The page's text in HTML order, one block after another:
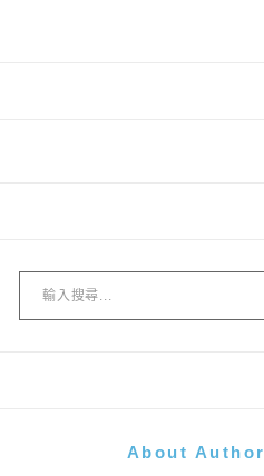
About Author